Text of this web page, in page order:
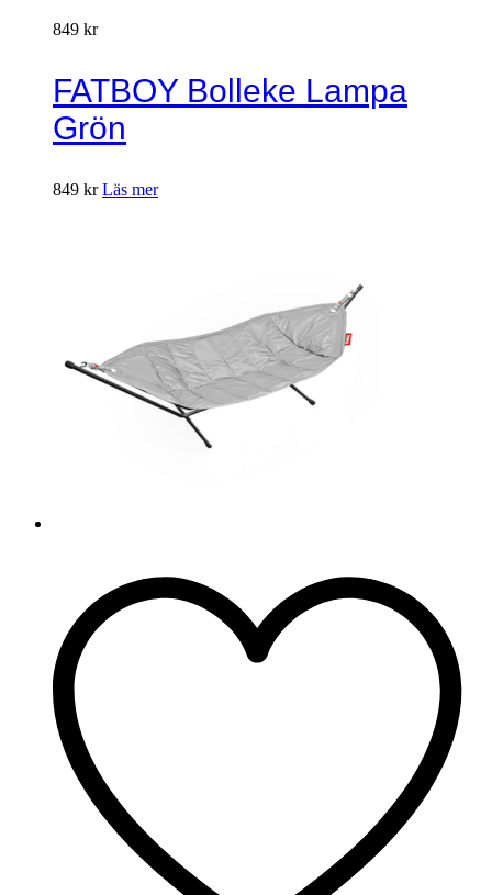
849 kr
FATBOY Bolleke Lampa
Grön
849 kr Läs mer